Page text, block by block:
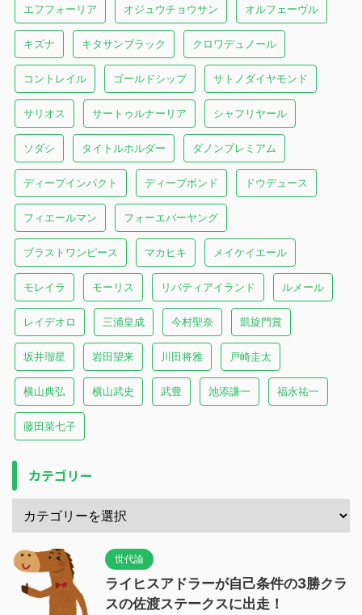
エフフォーリア オジュウチョウサン オルフェーヴル
キズナ キタサンブラック クロワデュノール
コントレイル ゴールドシップ サトノダイヤモンド
サリオス サートゥルナーリア シャフリヤール
ソダシ タイトルホルダー ダノンプレミアム
ディープインパクト ディープボンド ドウデュース
フィエールマン フォーエバーヤング
ブラストワンピース マカヒキ メイケイエール
モレイラ モーリス リバティアイランド ルメール
レイデオロ 三浦皇成 今村聖奈 凱旋門賞
坂井瑠星 岩田望来 川田将雅 戸崎圭太
横山典弘 横山武史 武豊 池添謙一 福永祐一
藤田菜七子
カテゴリー
世代論
ライヒスアドラーが自己条件の3勝クラ
スの佐渡ステークスに出走！